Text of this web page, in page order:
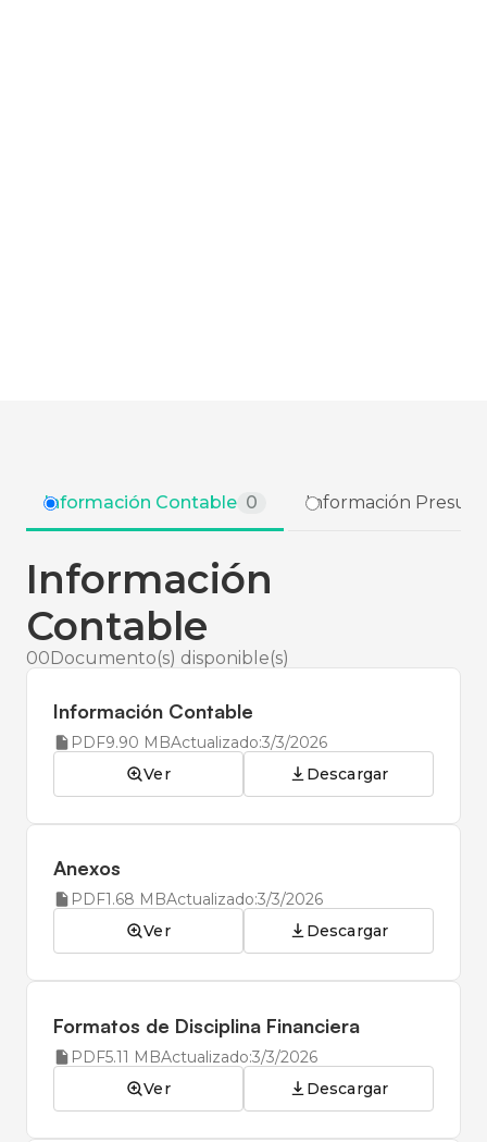
Información Contable 0 Información
Información
Contable
00Documento(s) disponible(s)
Información Contable
PDF9.90 MBActualizado:3/3/2026
Ver
Descargar
Anexos
PDF1.68 MBActualizado:3/3/2026
Ver
Descargar
Formatos de Disciplina Financiera
PDF5.11 MBActualizado:3/3/2026
Ver
Descargar